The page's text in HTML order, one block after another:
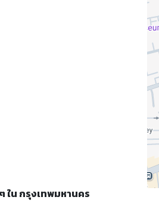
ใน กรุงเทพมหานคร